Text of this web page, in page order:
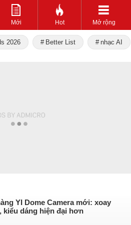
Mới Hot Mở rộng
2026 Better List nhạc AI
YI Dome Camera mới: xoay
kiểu dáng hiện đại hơn